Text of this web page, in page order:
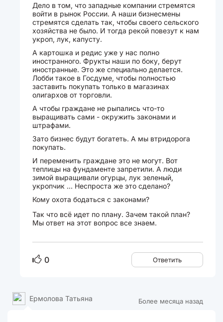
Дело в том, что западные компании стремятся
войти в рынок России. А наши бизнесмены
стремятся сделать так, чтобы своего сельского
хозяйства не было. И тогда рекой повезут к нам
укроп, лук, капусту.
А картошка и редис уже у нас полно
иностранного. Фрукты наши по боку, берут
иностранные. Это же специально делается.
Лобби такое в Госдуме, чтобы полностью
заставить покупать только в магазинах
олигархов от торговли.
А чтобы граждане не рыпались что-то
выращивать сами - окружить законами и
штрафами.
Зато бизнес будут богатеть. А мы втридорога
покупать.
И переменить граждане это не могут. Вот
теплицы на фундаменте запретили. А люди
зимой выращивали огурцы, лук зеленый,
укропчик ... Неспроста же это сделано?
Кому охота бодаться с законами?
Так что всё идет по плану. Зачем такой план?
Мы ответ на этот вопрос все знаем.
0 Ответить
Более месяца назад
Ермолова Татьяна